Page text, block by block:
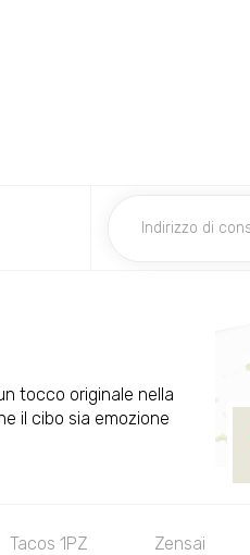
tocco originale nella
il cibo sia emozione
Tacos 1PZ Zensai